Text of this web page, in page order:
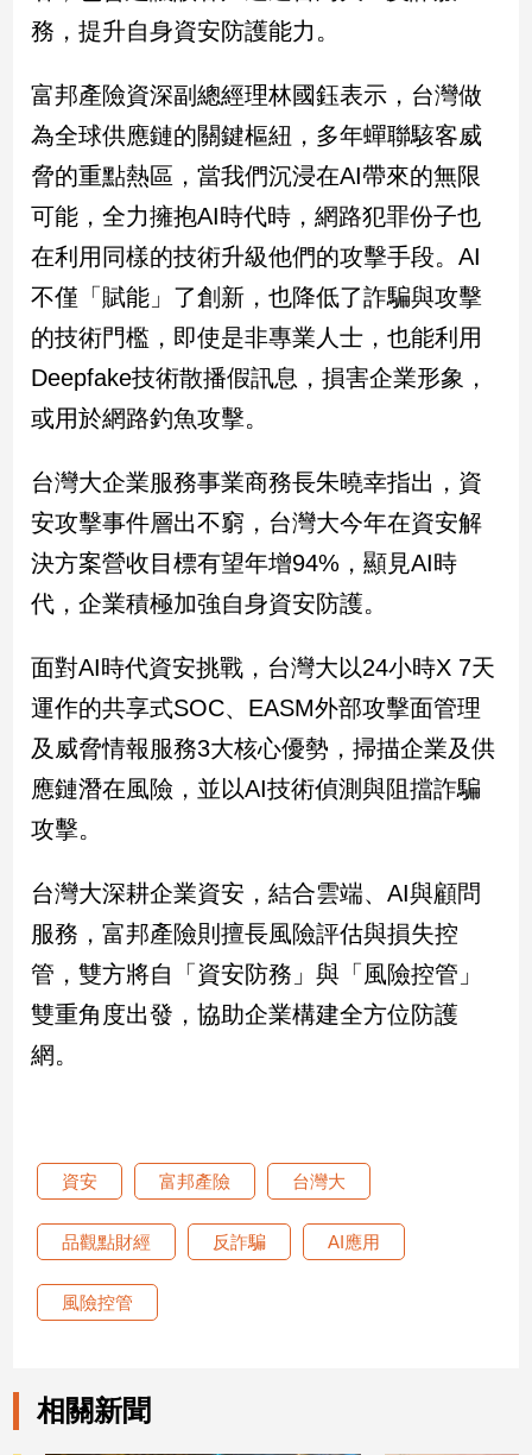
國
際
社
會/
地
方
冠
病
毒
專
區
南
灣
觀
點
台
觀
娛
樂
樂
星
聞
流
時
尚
生
活
建
計
務，提升自身資安防護能力。
富邦產險資深副總經理林國鈺表示，台灣做
為全球供應鏈的關鍵樞紐，多年蟬聯駭客威
脅的重點熱區，當我們沉浸在AI帶來的無限
可能，全力擁抱AI時代時，網路犯罪份子也
在利用同樣的技術升級他們的攻擊手段。AI
不僅「賦能」了創新，也降低了詐騙與攻擊
的技術門檻，即使是非專業人士，也能利用
Deepfake技術散播假訊息，損害企業形象，
或用於網路釣魚攻擊。
台灣大企業服務事業商務長朱曉幸指出，資
安攻擊事件層出不窮，台灣大今年在資安解
決方案營收目標有望年增94%，顯見AI時
代，企業積極加強自身資安防護。
面對AI時代資安挑戰，台灣大以24小時X 7天
運作的共享式SOC、EASM外部攻擊面管理
及威脅情報服務3大核心優勢，掃描企業及供
應鏈潛在風險，並以AI技術偵測與阻擋詐騙
攻擊。
台灣大深耕企業資安，結合雲端、AI與顧問
服務，富邦產險則擅長風險評估與損失控
管，雙方將自「資安防務」與「風險控管」
雙重角度出發，協助企業構建全方位防護
網。
資安 富邦產險 台灣大
品觀點財經 反詐騙 AI應用
風險控管
相關新聞